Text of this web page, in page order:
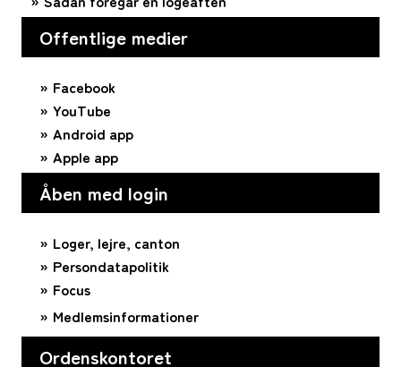
Offentlige medier
Facebook
YouTube
Android app
Apple app
Åben med login
Loger, lejre, canton
Persondatapolitik
Focus
Medlemsinformationer
Ordenskontoret